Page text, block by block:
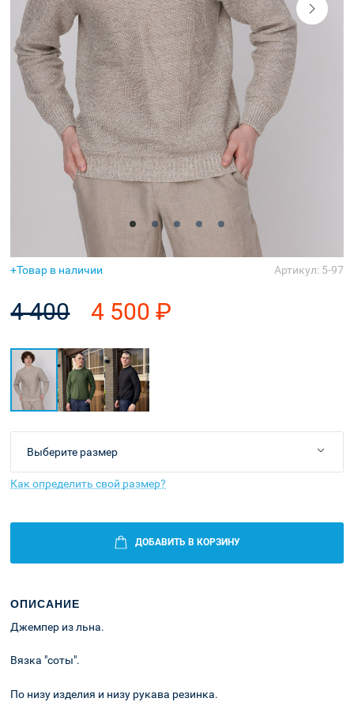
Аксессуары
Товар в наличии Артикул: 5-97
4 400 4 500 ₽
Как определить свой размер?
ДОБАВИТЬ В КОРЗИНУ
ОПИСАНИЕ
Джемпер из льна.
Вязка "соты".
По низу изделия и низу рукава резинка.